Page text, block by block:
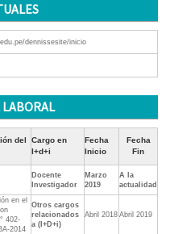
dennissesite/inicio
del
Cargo en
I+d+i
Fecha
Inicio
Fecha
Fin
Docente
Investigador
Marzo
2019
A la
actualidad
en el
402-
2014
Otros cargos
relacionados
a (I+D+i)
Abril 2018 Abril 2019